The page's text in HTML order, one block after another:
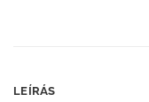
LEÍRÁS